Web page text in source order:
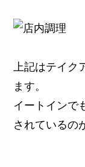
上記はテイク
ます。
イートインで
されているの